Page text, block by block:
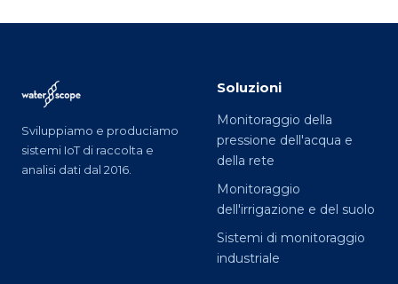
Sviluppiamo e produciamo
sistemi IoT di raccolta e
analisi dati dal 2016.
Soluzioni
Monitoraggio della
pressione dell'acqua e
della rete
Monitoraggio
dell'irrigazione e del suolo
Sistemi di monitoraggio
industriale